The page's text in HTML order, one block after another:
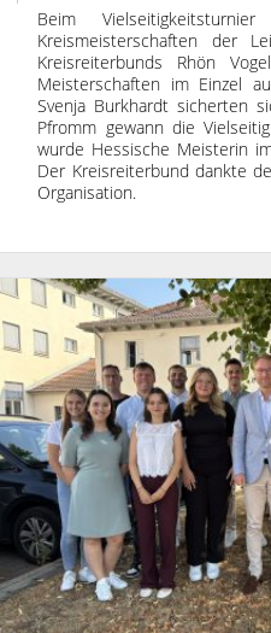
Beim
Kreismeisterschaften der
Kreisreiterbunds Rhön
Meisterschaften im Einzel
Svenja Burkhardt sicherten
Pfromm gewann die
wurde Hessische Meisterin
Der Kreisreiterbund dankte
Organisation.